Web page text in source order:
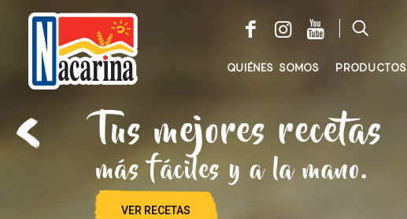
QUIÉNES SOMOS PRODUCTOS
VER RECETAS